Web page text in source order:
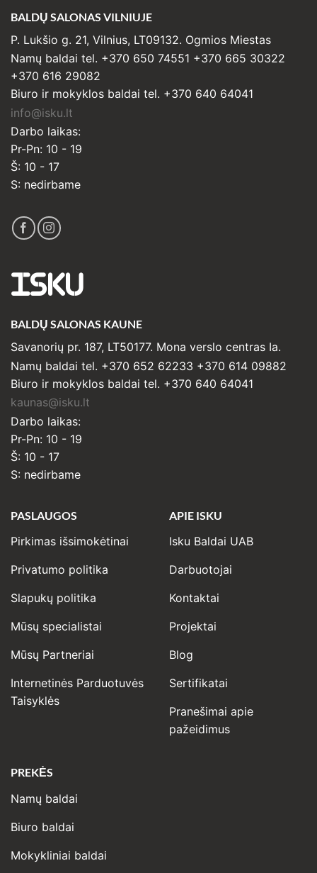
BALDŲ SALONAS VILNIUJE
P. Lukšio g. 21, Vilnius, LT09132. Ogmios Miestas
Namų baldai tel. +370 650 74551 +370 665 30322
+370 616 29082
Biuro ir mokyklos baldai tel. +370 640 64041
info@isku.lt
Darbo laikas:
Pr-Pn: 10 - 19
Š: 10 - 17
S: nedirbame
ISKU
BALDŲ SALONAS KAUNE
Savanorių pr. 187, LT50177. Mona verslo centras Ia.
Namų baldai tel. +370 652 62233 +370 614 09882
Biuro ir mokyklos baldai tel. +370 640 64041
kaunas@isku.lt
Darbo laikas:
Pr-Pn: 10 - 19
Š: 10 - 17
S: nedirbame
PASLAUGOS
Pirkimas išsimokėtinai
Privatumo politika
Slapukų politika
Mūsų specialistai
Mūsų Partneriai
Internetinės Parduotuvės
Taisyklės
APIE ISKU
Isku Baldai UAB
Darbuotojai
Kontaktai
Projektai
Blog
Sertifikatai
Pranešimai apie
pažeidimus
PREKĖS
Namų baldai
Biuro baldai
Mokykliniai baldai